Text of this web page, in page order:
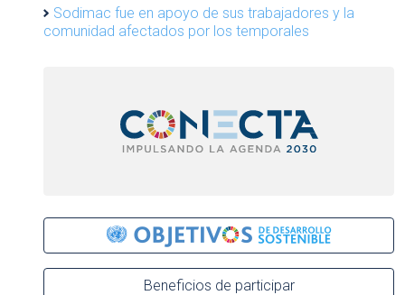
Sodimac fue en apoyo de sus trabajadores y la
comunidad afectados por los temporales
Beneficios de participar